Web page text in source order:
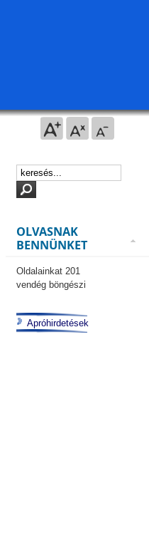
OLVASNAK
BENNÜNKET
Oldalainkat 201
vendég böngészi
Apróhirdetések